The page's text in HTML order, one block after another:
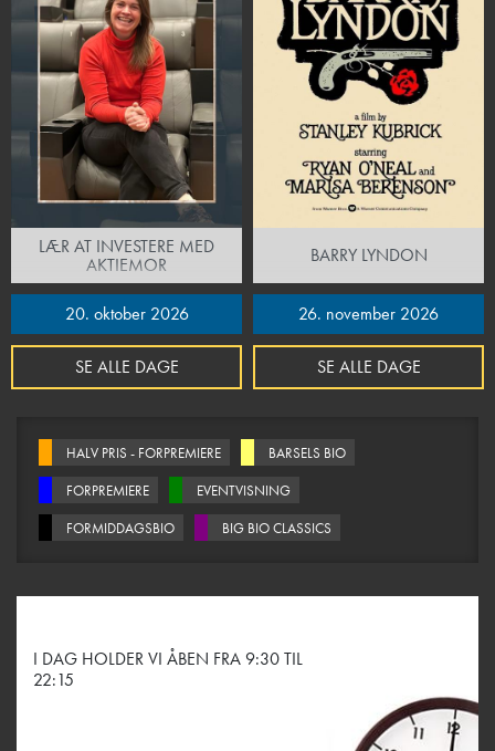
LÆR AT INVESTERE MED
AKTIEMOR
20. oktober 2026
SE ALLE DAGE
BARRY LYNDON
26. november 2026
SE ALLE DAGE
HALV PRIS - FORPREMIERE
BARSELS BIO
FORPREMIERE
EVENTVISNING
FORMIDDAGSBIO
BIG BIO CLASSICS
I DAG HOLDER VI ÅBEN FRA 9:30 TIL
22:15